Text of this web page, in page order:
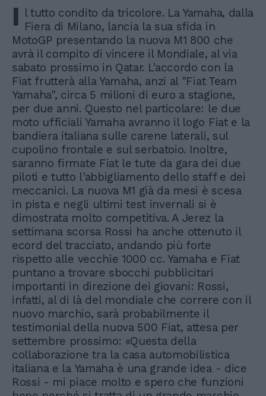
I l tutto condito da tricolore. La Yamaha, dalla
Fiera di Milano, lancia la sua sfida in
MotoGP presentando la nuova M1 800 che
avrà il compito di vincere il Mondiale, al via
sabato prossimo in Qatar. L'accordo con la
Fiat frutterà alla Yamaha, anzi al "Fiat Team
Yamaha", circa 5 milioni di euro a stagione,
per due anni. Questo nel particolare: le due
moto ufficiali Yamaha avranno il logo Fiat e la
bandiera italiana sulle carene laterali, sul
cupolino frontale e sul serbatoio. Inoltre,
saranno firmate Fiat le tute da gara dei due
piloti e tutto l'abbigliamento dello staff e dei
meccanici. La nuova M1 già da mesi è scesa
in pista e negli ultimi test invernali si è
dimostrata molto competitiva. A Jerez la
settimana scorsa Rossi ha anche ottenuto il
ecord del tracciato, andando più forte
rispetto alle vecchie 1000 cc. Yamaha e Fiat
puntano a trovare sbocchi pubblicitari
importanti in direzione dei giovani: Rossi,
infatti, al di là del mondiale che correre con il
nuovo marchio, sarà probabilmente il
testimonial della nuova 500 Fiat, attesa per
settembre prossimo: «Questa della
collaborazione tra la casa automobilistica
italiana e la Yamaha è una grande idea - dice
Rossi - mi piace molto e spero che funzioni